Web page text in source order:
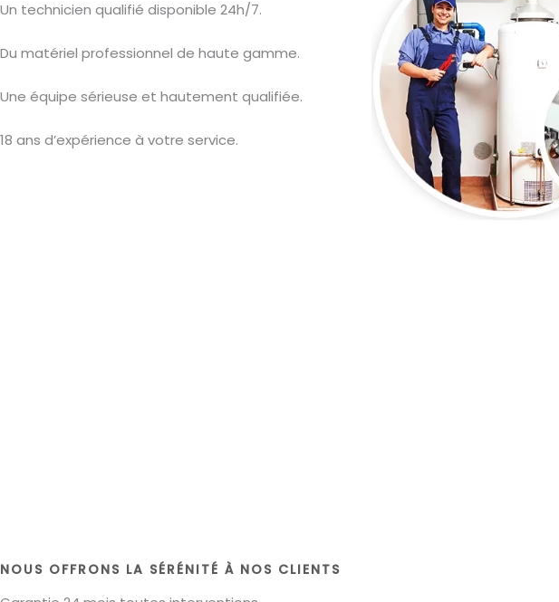
Un technicien qualifié disponible 24h/7.
Du matériel professionnel de haute gamme.
Une équipe sérieuse et hautement qualifiée.
18 ans d’expérience à votre service.
NOUS OFFRONS LA SÉRÉNITÉ À NOS CLIENTS